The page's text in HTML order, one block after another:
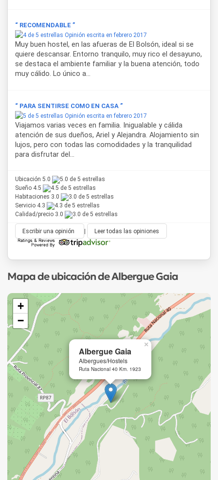
La ubicación del alojamiento permite acceder caminando a
diversos atractivos turísticos de El Bolsón y sus
alrededores. Entre los lugares de interés cercanos se
encuentran el criadero de truchas, los recorridos por la
margen del río Quemquentreu, el Circuito del Mallín
Ahogado y la Cascada Nahuel Pan – Rinconada Nahuel Pan,
“ RECOMENDABLE ”
Opinión escrita en febrero 2017
Muy buen hostel, en las afueras de El Bolsón, ideal si se
quiere descansar. Entorno tranquilo, muy rico el desayuno,
se destaca el ambiente familiar y la buena atención, todo
muy cálido. Lo único a...
“ PARA SENTIRSE COMO EN CASA ”
Opinión escrita en febrero 2017
Viajamos varias veces en familia. Inigualable y cálida
atención de sus dueños, Ariel y Alejandra. Alojamiento sin
lujos, pero con todas las comodidades y la tranquilidad
para disfrutar del...
Ubicación 5.0
Sueño 4.5
Habitaciones 3.0
Servicio 4.3
Calidad/precio 3.0
Escribir una opinión Leer todas las opiniones
Mapa de ubicación de Albergue Gaia
Albergue Gaia
Albergues/Hostels
Ruta Nacional 40 Km. 1923
×
+
−